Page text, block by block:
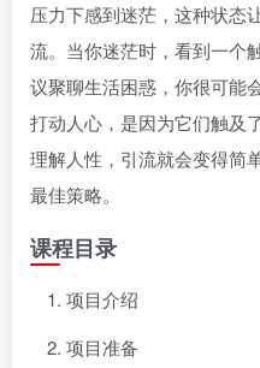
压力下感到迷茫，这种状态
流。当你迷茫时，看到一个
议聚聊生活困惑，你很可能
打动人心，是因为它们触及
理解人性，引流就会变得简
最佳策略。
课程目录
项目介绍
项目准备